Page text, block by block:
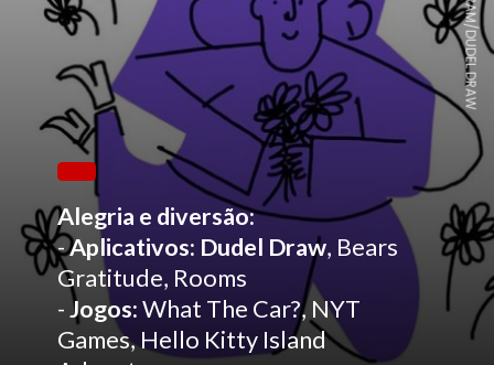
Alegria e diversão:
-Aplicativos: Dudel Draw, Bears
Gratitude, Rooms
-Jogos:What The Car?, NYT
Games, Hello Kitty Island